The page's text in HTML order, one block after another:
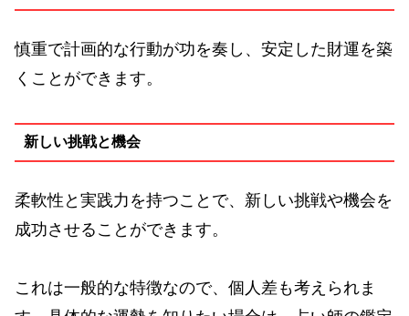
慎重で計画的な行動が功を奏し、安定した財運を築
くことができます。
新しい挑戦と機会
柔軟性と実践力を持つことで、新しい挑戦や機会を
成功させることができます。
これは一般的な特徴なので、個人差も考えられま